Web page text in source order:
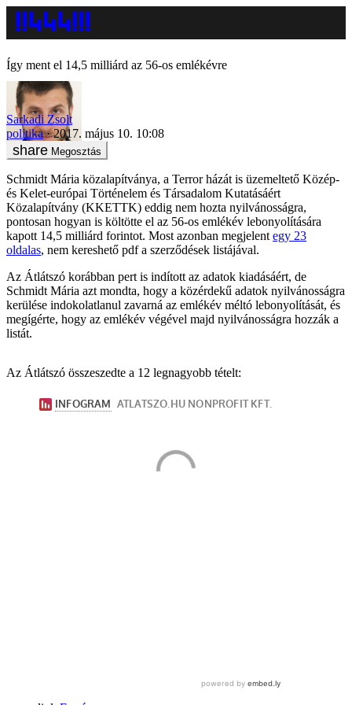
Így ment el 14,5 milliárd az 56-os emlékévre
Sarkadi Zsolt
politika
2017. május 10. 10:08
Megosztás
Schmidt Mária közalapítványa, a Terror házát is üzemeltető Közép-
és Kelet-európai Történelem és Társadalom Kutatásáért
Közalapítvány (KKETTK) eddig nem hozta nyilvánosságra,
pontosan hogyan is költötte el az 56-os emlékév lebonyolítására
kapott 14,5 milliárd forintot. Most azonban megjelent egy 23
oldalas, nem kereshető pdf a szerződések listájával.
Az Átlátszó korábban pert is indított az adatok kiadásáért, de
Schmidt Mária azt mondta, hogy a közérdekű adatok nyilvánosságra
kerülése indokolatlanul zavarná az emlékév méltó lebonyolítását, és
megígérte, hogy az emlékév végével majd nyilvánosságra hozzák a
listát.
Az Átlátszó összeszedte a 12 legnagyobb tételt: